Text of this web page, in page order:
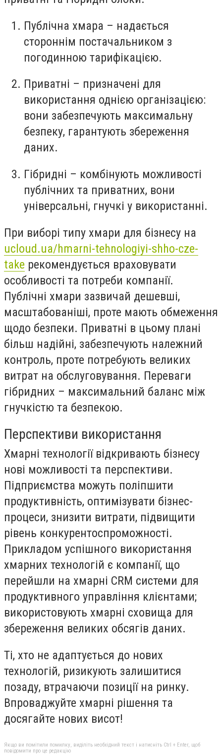
Публічна хмара – надається
стороннім постачальником з
погодинною тарифікацією.
Приватні – призначені для
використання однією організацією:
вони забезпечують максимальну
безпеку, гарантують збереження
даних.
Гібридні – комбінують можливості
публічних та приватних, вони
універсальні, гнучкі у використанні.
При виборі типу хмари для бізнесу на
ucloud.ua/hmarni-tehnologiyi-shho-cze-
take рекомендується враховувати
особливості та потреби компанії.
Публічні хмари зазвичай дешевші,
масштабованіші, проте мають обмеження
щодо безпеки. Приватні в цьому плані
більш надійні, забезпечують належний
контроль, проте потребують великих
витрат на обслуговування. Переваги
гібридних – максимальний баланс між
гнучкістю та безпекою.
Перспективи використання
Хмарні технології відкривають бізнесу
нові можливості та перспективи.
Підприємства можуть поліпшити
продуктивність, оптимізувати бізнес-
процеси, знизити витрати, підвищити
рівень конкурентоспроможності.
Прикладом успішного використання
хмарних технологій є компанії, що
перейшли на хмарні CRM системи для
продуктивного управління клієнтами;
використовують хмарні сховища для
збереження великих обсягів даних.
Ті, хто не адаптується до нових
технологій, ризикують залишитися
позаду, втрачаючи позиції на ринку.
Впроваджуйте хмарні рішення та
досягайте нових висот!
Якщо ви помітили помилку, виділіть необхідний текст і натисніть Ctrl + Enter, щоб
повідомити про це редакцію